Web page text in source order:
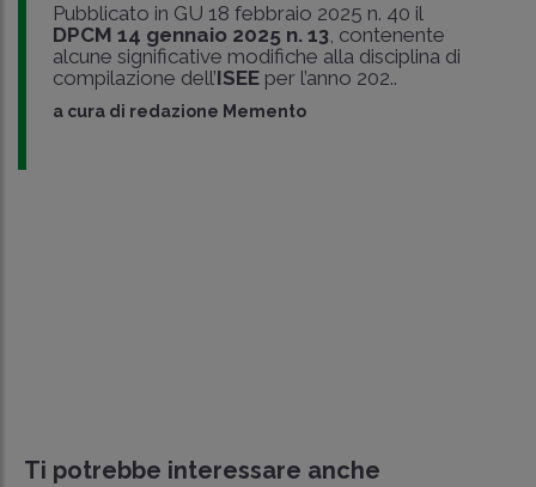
Pubblicato in GU 18 febbraio 2025 n. 40 il
DPCM 14 gennaio 2025 n. 13, contenente
alcune significative modifiche alla disciplina di
compilazione dell’ISEE per l’anno 202..
a cura di redazione Memento
Ti potrebbe interessare anche